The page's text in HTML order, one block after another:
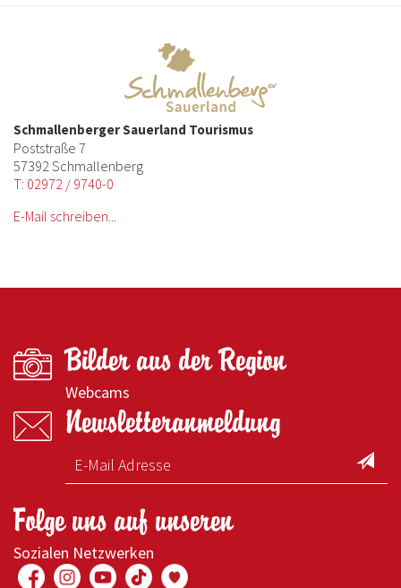
Schmallenberger Sauerland Tourismus
Poststraße 7
57392 Schmallenberg
T: 02972 / 9740-0
E-Mail schreiben...
Bilder aus der Region
Webcams
Newsletteranmeldung
Folge uns auf unseren
Sozialen Netzwerken